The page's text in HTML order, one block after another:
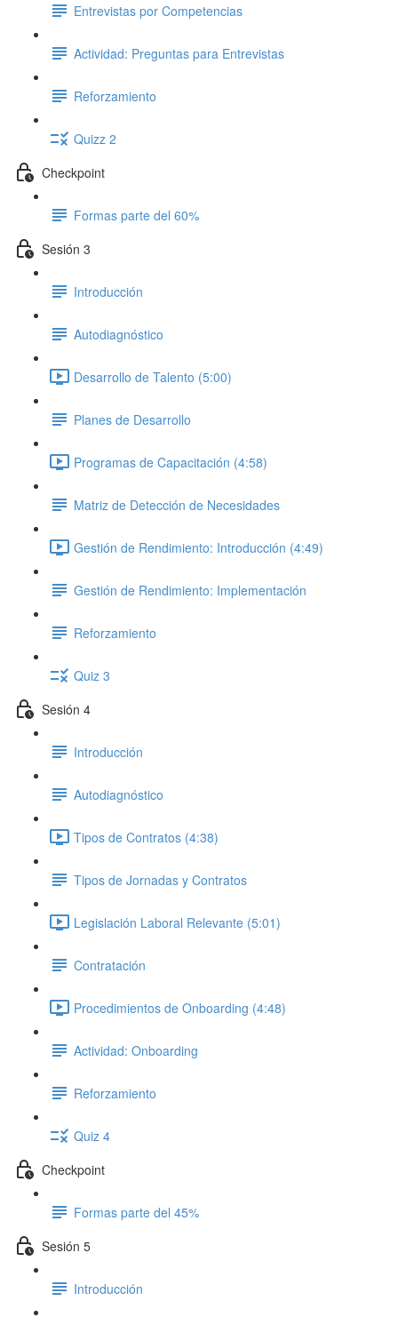
Entrevistas por Competencias
Actividad: Preguntas para Entrevistas
Reforzamiento
Quizz 2
Checkpoint
Formas parte del 60%
Sesión 3
Introducción
Autodiagnóstico
Desarrollo de Talento (5:00)
Planes de Desarrollo
Programas de Capacitación (4:58)
Matriz de Detección de Necesidades
Gestión de Rendimiento: Introducción (4:49)
Gestión de Rendimiento: Implementación
Reforzamiento
Quiz 3
Sesión 4
Introducción
Autodiagnóstico
Tipos de Contratos (4:38)
Tipos de Jornadas y Contratos
Legislación Laboral Relevante (5:01)
Contratación
Procedimientos de Onboarding (4:48)
Actividad: Onboarding
Reforzamiento
Quiz 4
Checkpoint
Formas parte del 45%
Sesión 5
Introducción